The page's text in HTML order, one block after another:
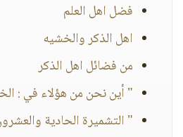
فضل اهل العلم
اهل الذكر والخشيه
من فضائل اهل الذكر
" أين نحن من هؤلاء في :
" التشميرة الحادية